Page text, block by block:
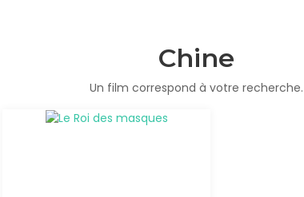
Chine
Un film correspond à votre recherche.